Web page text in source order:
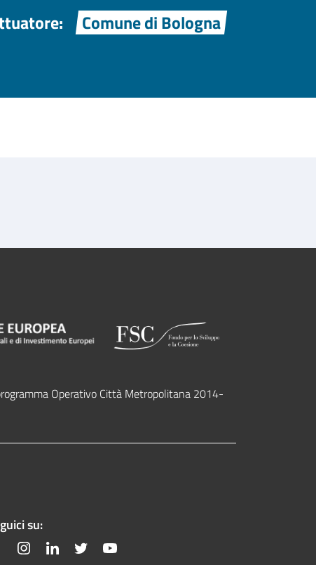
Comune di Bologna
Operativo Città Metropolitana 2014-
su:
FacebookInstagramLinkedin Twitter